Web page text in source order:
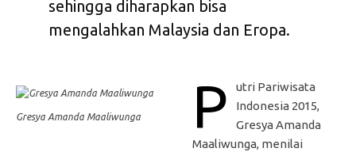
sehingga diharapkan bisa
mengalahkan Malaysia dan Eropa.
Gresya Amanda Maaliwunga P
utri Pariwisata
Indonesia 2015,
Gresya Amanda
Maaliwunga, menilai